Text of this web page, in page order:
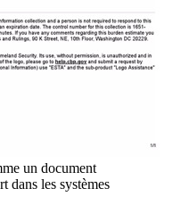
un document
dans les systèmes